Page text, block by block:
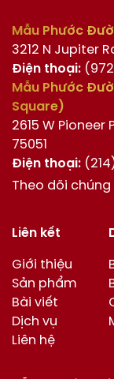
Mẫu Phước
3212 N Jupiter
Điện thoại:
Mẫu Phước
Square)
2615 W Pioneer
75051
Điện thoại:
Theo dõi
Liên kết
Giới thiệu
Sản phẩm
Bài viết
Dịch vụ
Liên hệ